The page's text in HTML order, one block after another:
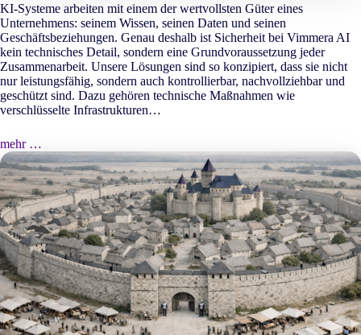
KI-Systeme arbeiten mit einem der wertvollsten Güter eines
Unternehmens: seinem Wissen, seinen Daten und seinen
Geschäftsbeziehungen. Genau deshalb ist Sicherheit bei Vimmera AI
kein technisches Detail, sondern eine Grundvoraussetzung jeder
Zusammenarbeit. Unsere Lösungen sind so konzipiert, dass sie nicht
nur leistungsfähig, sondern auch kontrollierbar, nachvollziehbar und
geschützt sind. Dazu gehören technische Maßnahmen wie
verschlüsselte Infrastrukturen…
mehr …